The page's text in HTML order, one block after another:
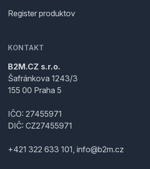
Register produktov
KONTAKT
B2M.CZ s.r.o.
Šafránkova 1243/3
155 00 Praha 5
IČO: 27455971
DIČ: CZ27455971
+421 322 633 101, info@b2m.cz